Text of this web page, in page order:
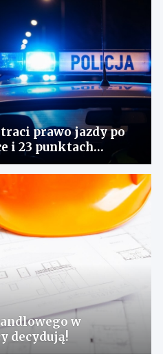
prawo jazdy po
i 23 punktach
w
decydują!